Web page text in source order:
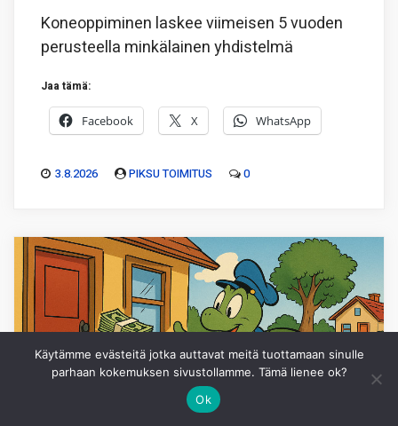
Koneoppiminen laskee viimeisen 5 vuoden
perusteella minkälainen yhdistelmä
Jaa tämä:
Facebook X WhatsApp
3.8.2026 PIKSU TOIMITUS 0
Käytämme evästeitä jotka auttavat meitä tuottamaan sinulle
parhaan kokemuksen sivustollamme. Tämä lienee ok?
Ok